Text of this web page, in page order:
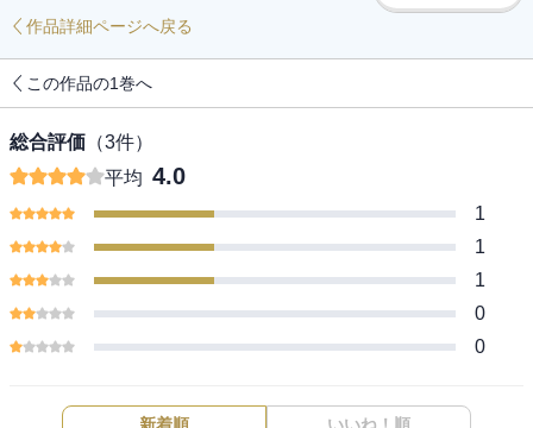
作品詳細ページへ戻る
この作品の1巻へ
総合評価 （3件）
平均 4.0
1
1
1
0
0